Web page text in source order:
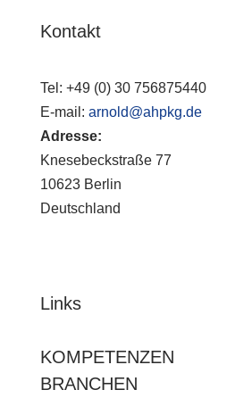
Kontakt
Tel: +49 (0) 30 756875440
E-mail: arnold@ahpkg.de
Adresse:
Knesebeckstraße 77
10623 Berlin
Deutschland
Links
KOMPETENZEN
BRANCHEN